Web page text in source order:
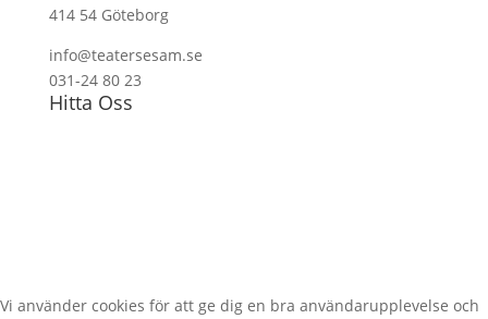
414 54 Göteborg
info@teatersesam.se
031-24 80 23
Hitta Oss
Vi använder cookies för att ge dig en bra användarupplevelse och